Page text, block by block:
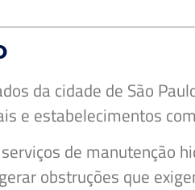
da cidade de São
e estabelecimentos
de manutenção
obstruções que